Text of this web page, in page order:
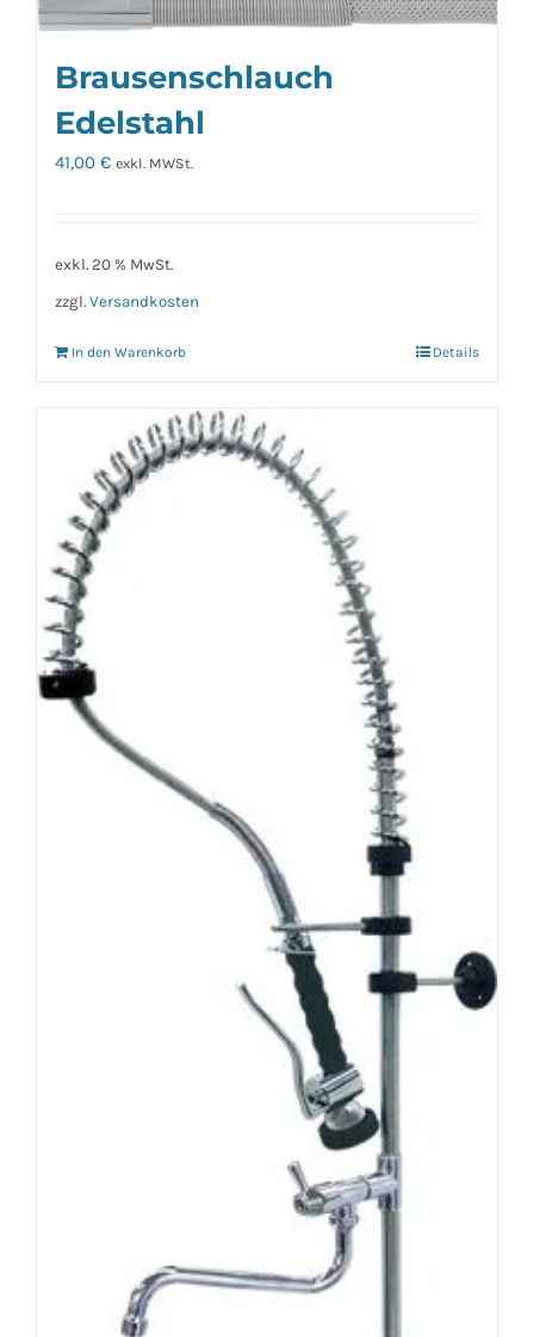
Brausenschlauch
Edelstahl
41,00 € exkl. MWSt.
exkl. 20 % MwSt.
zzgl. Versandkosten
In den Warenkorb Details